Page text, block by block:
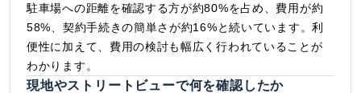
駐車場への距離を確認する方が約80%を占め、費用が約
58%、契約手続きの簡単さが約16%と続いています。利
便性に加えて、費用の検討も幅広く行われていることが
わかります。
現地やストリートビューで何を確認したか